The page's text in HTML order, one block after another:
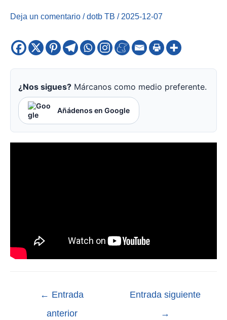
Deja un comentario /dotb TB / 2025-12-07
¿Nos sigues? Márcanos como medio preferente.
Añádenos en Google
← Entrada
anterior
Entrada siguiente
→